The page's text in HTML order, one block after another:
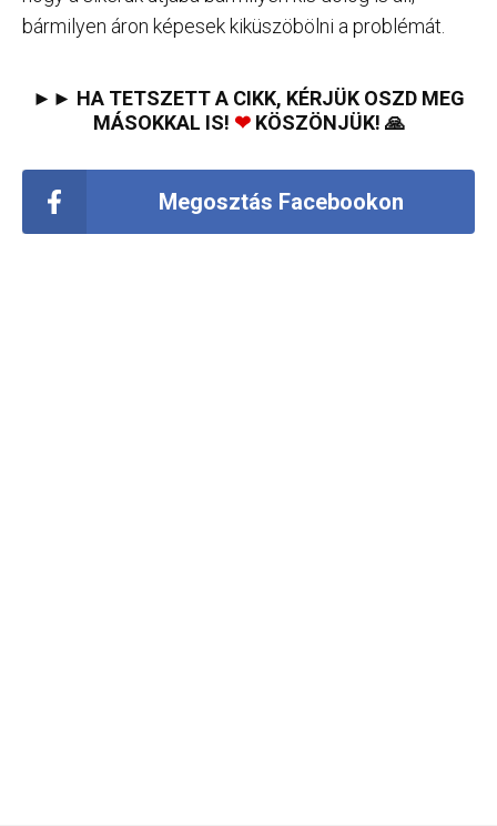
bármilyen áron képesek kiküszöbölni a problémát.
►► HA TETSZETT A CIKK, KÉRJÜK OSZD MEG
MÁSOKKAL IS! ❤KÖSZÖNJÜK! 🙏
Megosztás Facebookon